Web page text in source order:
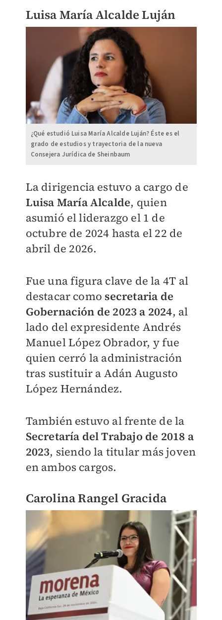
Luisa María Alcalde Luján
¿Qué estudió Luisa María Alcalde Luján? Éste es el
grado de estudios y trayectoria de la nueva
Consejera Jurídica de Sheinbaum
La dirigencia estuvo a cargo de
Luisa María Alcalde, quien
asumió el liderazgo el 1 de
octubre de 2024 hasta el 22 de
abril de 2026.
Fue una figura clave de la 4T al
destacar como secretaria de
Gobernación de 2023 a 2024, al
lado del expresidente Andrés
Manuel López Obrador, y fue
quien cerró la administración
tras sustituir a Adán Augusto
López Hernández.
También estuvo al frente de la
Secretaría del Trabajo de 2018 a
2023, siendo la titular más joven
en ambos cargos.
Carolina Rangel Gracida